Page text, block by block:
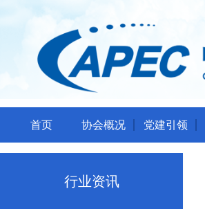
首页 协会概况 党建引领
行业资讯